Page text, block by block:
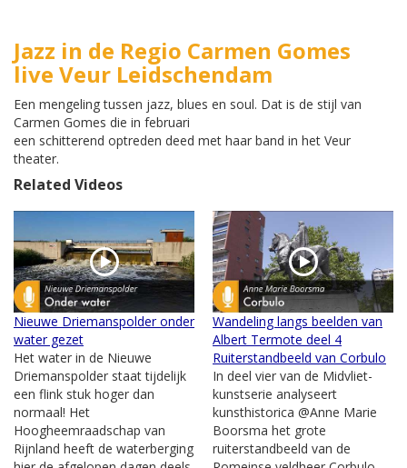
Jazz in de Regio Carmen Gomes
live Veur Leidschendam
Een mengeling tussen jazz, blues en soul. Dat is de stijl van
Carmen Gomes die in februari
een schitterend optreden deed met haar band in het Veur
theater.
Related Videos
Nieuwe Driemanspolder onder
water gezet
Het water in de Nieuwe
Driemanspolder staat tijdelijk
een flink stuk hoger dan
normaal! Het
Hoogheemraadschap van
Rijnland heeft de waterberging
Wandeling langs beelden van
Albert Termote deel 4
Ruiterstandbeeld van Corbulo
In deel vier van de Midvliet-
kunstserie analyseert
kunsthistorica @Anne Marie
Boorsma het grote
ruiterstandbeeld van de